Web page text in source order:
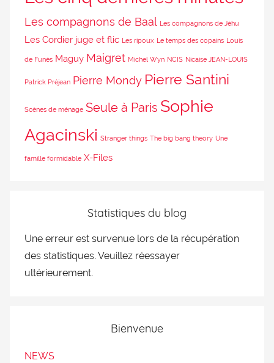
Les compagnons de Baal Les compagnons de Jéhu
Les Cordier juge et flic Les ripoux Le temps des copains Louis
de Funès Maguy Maigret Michel Wyn NCIS Nicaise JEAN-LOUIS
Patrick Préjean Pierre Mondy Pierre Santini
Scènes de ménage Seule à Paris Sophie
Agacinski Stranger things The big bang theory Une
famille formidable X-Files
Statistiques du blog
Une erreur est survenue lors de la récupération
des statistiques. Veuillez réessayer
ultérieurement.
Bienvenue
NEWS